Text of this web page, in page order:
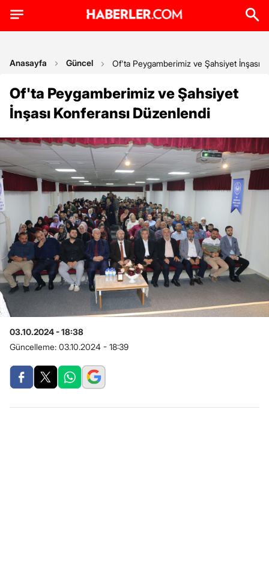
Anasayfa Güncel Of'ta Peygamberimiz ve Şahsiyet İnşası
Of'ta Peygamberimiz ve Şahsiyet
İnşası Konferansı Düzenlendi
03.10.2024 - 18:38
Güncelleme: 03.10.2024 - 18:39